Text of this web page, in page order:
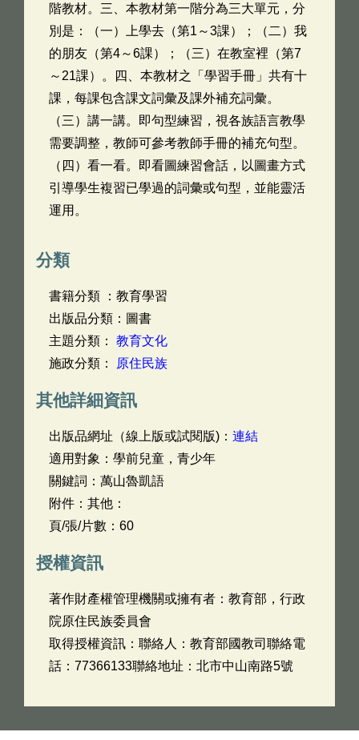
階教材。三、本教材第一階分為三大單元，分
別是：（一）上學去（第1～3課）；（二）我
的朋友（第4～6課）；（三）在教室裡（第7
～21課）。四、本教材之「學習手冊」共有十
課，每課包含課文詞彙及課外補充詞彙。
（三）講一講。即句型練習，視各族語言教學
需要調整，教師可參考教師手冊的補充句型。
（四）看一看。即看圖練習會話，以圖畫方式
引導學生複習已學過的詞彙或句型，並能靈活
運用。
分類
書籍分類 ：教育學習
出版品分類：圖書
主題分類： 教育文化
施政分類：
原住民族
其他詳細資訊
出版品網址（線上版或試閱版)： 連結
適用對象：學前兒童，青少年
關鍵詞：萬山魯凱語
附件：其他：
頁/張/片數：60
授權資訊
著作財產權管理機關或擁有者：教育部，行政
院原住民族委員會
取得授權資訊：聯絡人：教育部國教司聯絡電
話：77366133聯絡地址：北市中山南路5號